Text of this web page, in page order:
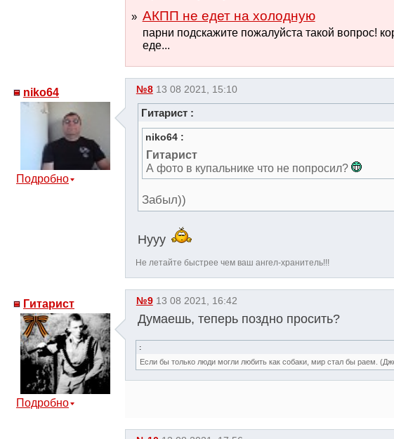
АКПП не едет на холодную
парни подскажите пожалуйста такой вопрос!
еде...
niko64
Подробно
№8 13 08 2021, 15:10
Гитарист :
niko64 :
Гитарист
А фото в купальнике что не попросил?
Забыл))
Нууу
Не летайте быстрее чем ваш ангел-хранитель!!!
Гитарист
Подробно
№9 13 08 2021, 16:42
Думаешь, теперь поздно просить?
:
Если бы только люди могли любить как собаки, мир стал бы раем.